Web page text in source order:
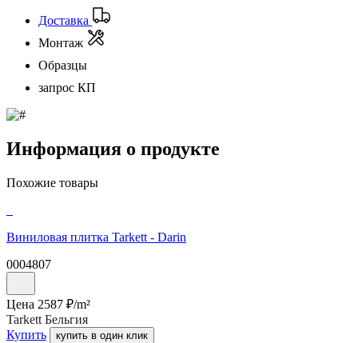
Доставка
Монтаж
Образцы
запрос КП
Информация о продукте
Похожие товары
Виниловая плитка Tarkett - Darin
0004807
Цена 2587 ₽/m²
Tarkett Бельгия
Купить
купить в один клик